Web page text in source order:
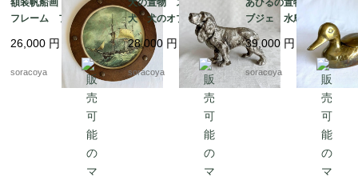
額装帆船画 木製丸型
フレーム フランス
マリン 荒天 航海 1
9otm18-1
26,000 円
soracoya
犬の置物 スパニエル
犬 犬のオブジェ 猟
犬 メタルオブジェ 19
otk30
28,000 円
soracoya
あひるの置物 真鍮オ
ブジェ 水鳥 小物入
れ 19otｍ14-5
39,000 円
soracoya